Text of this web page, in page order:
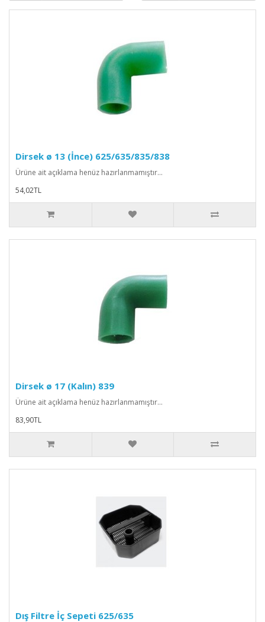
Dirsek ø 13 (İnce) 625/635/835/838
Ürüne ait açıklama henüz hazırlanmamıştır...
54,02TL
Dirsek ø 17 (Kalın) 839
Ürüne ait açıklama henüz hazırlanmamıştır...
83,90TL
Dış Filtre İç Sepeti 625/635